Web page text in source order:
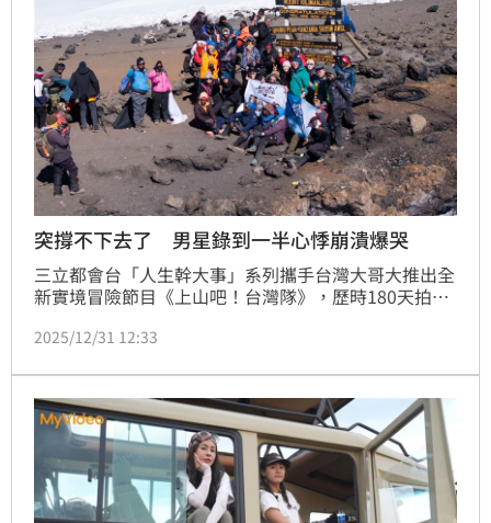
突撐不下去了 男星錄到一半心悸崩潰爆哭
三立都會台「人生幹大事」系列攜手台灣大哥大推出全
新實境冒險節目《上山吧！台灣隊》，歷時180天拍
週四，也是2026第一天，第五集迎來最大震撼、也最
峰——吉力馬札羅山。這不只是多數成員的人生新高，
眾人靠著彼此提醒深呼吸、互相照應，一步一步撐過極
限。蔡維歆
2025/12/31 12:33